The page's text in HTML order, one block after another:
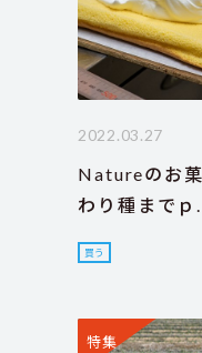
2022.03.27
Natureのお
わり種までｐ
買う
特集